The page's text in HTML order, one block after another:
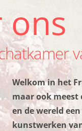
ons
Welkom in het
maar ook meest
en de wereld
kunstwerken